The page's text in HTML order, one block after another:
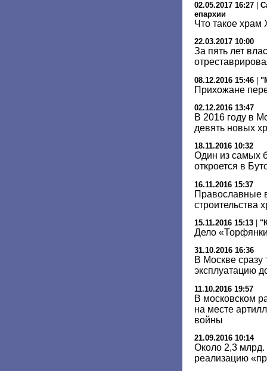
02.05.2017 16:27
епархии
Что такое храм
22.03.2017 10:00
За пять лет
08.12.2016 15:46
Прихожане
02.12.2016 13:47
В 2016 году в
девять новых
18.11.2016 10:32
Один из самых
откроется в
16.11.2016 15:37
Православные
строительства
15.11.2016 15:13
Дело
31.10.2016 16:36
В Москве сразу
эксплуатацию
11.10.2016 19:57
В московском
на месте
войны
21.09.2016 10:14
Около 2,3 млрд.
реализацию